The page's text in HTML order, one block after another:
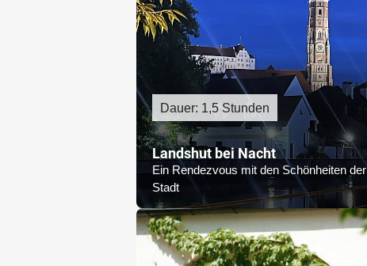
Dauer: 1,5 Stunden
Landshut bei Nacht
Ein Rendezvous mit den Schönheiten der
Stadt